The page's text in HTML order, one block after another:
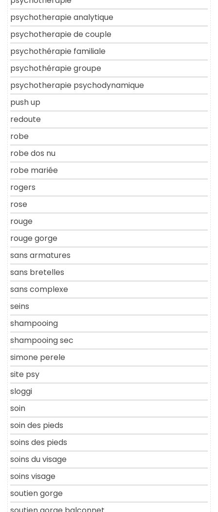
psychotherapie analytique
psychotherapie de couple
psychothérapie familiale
psychothérapie groupe
psychotherapie psychodynamique
push up
redoute
robe
robe dos nu
robe mariée
rogers
rose
rouge
rouge gorge
sans armatures
sans bretelles
sans complexe
seins
shampooing
shampooing sec
simone perele
site psy
sloggi
soin
soin des pieds
soins des pieds
soins du visage
soins visage
soutien gorge